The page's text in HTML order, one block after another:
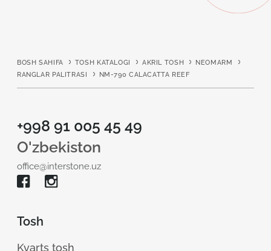
BOSH SAHIFA TOSH KATALOGI AKRIL TOSH
NEOMARM
RANGLAR PALITRASI
NM-790 CALACATTA REEF
+998 91 005 45 49
O'zbekiston
office@interstone.uz
Tosh
Kvarts tosh